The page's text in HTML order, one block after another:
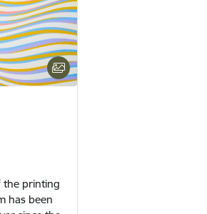
the printing
has been